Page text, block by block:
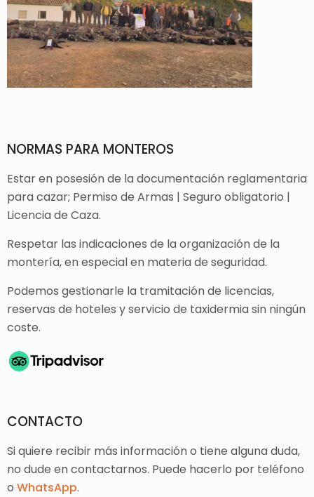
NORMAS PARA MONTEROS
Estar en posesión de la documentación reglamentaria
para cazar; Permiso de Armas | Seguro obligatorio |
Licencia de Caza.
Respetar las indicaciones de la organización de la
montería, en especial en materia de seguridad.
Podemos gestionarle la tramitación de licencias,
reservas de hoteles y servicio de taxidermia sin ningún
coste.
CONTACTO
Si quiere recibir más información o tiene alguna duda,
no dude en contactarnos. Puede hacerlo por teléfono
o WhatsApp.